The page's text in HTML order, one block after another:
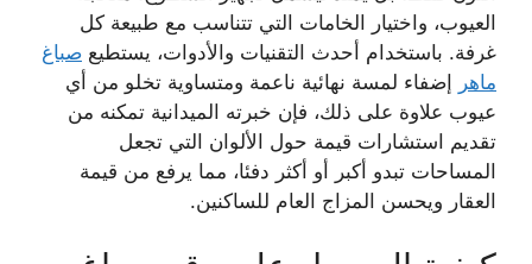
العيوب، واختيار الخامات التي تتناسب مع طبيعة كل
غرفة. باستخدام أحدث التقنيات والأدوات، يستطيع صباغ
ماهر إضفاء لمسة نهائية ناعمة ومتساوية تخلو من أي
عيوب علاوة على ذلك، فإن خبرته الميدانية تمكنه من
تقديم استشارات قيمة حول الألوان التي تجعل
المساحات تبدو أكبر أو أكثر دفئا، مما يرفع من قيمة
العقار ويحسن المزاج العام للساكنين.